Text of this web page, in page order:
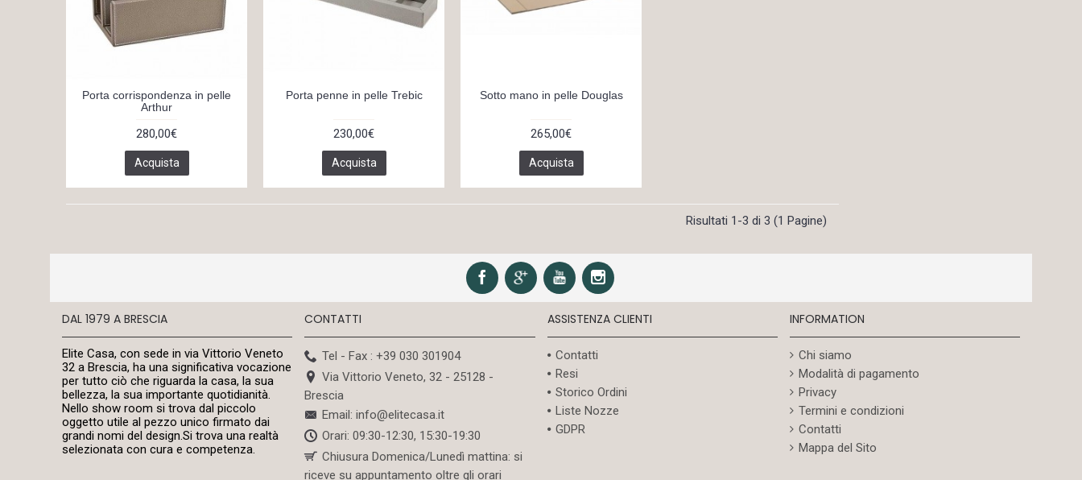
Porta corrispondenza in pelle
Arthur
280,00€
Acquista
Porta penne in pelle Trebic
230,00€
Acquista
Sotto mano in pelle Douglas
265,00€
Acquista
Risultati 1-3 di 3 (1 Pagine)
DAL 1979 A BRESCIA
Elite Casa, con sede in via Vittorio Veneto
32 a Brescia, ha una significativa vocazione
per tutto ciò che riguarda la casa, la sua
bellezza, la sua importante quotidianità.
Nello show room si trova dal piccolo
oggetto utile al pezzo unico firmato dai
grandi nomi del design.Si trova una realtà
selezionata con cura e competenza.
CONTATTI
Tel - Fax : +39 030 301904
Via Vittorio Veneto, 32 - 25128 -
Brescia
Email: info@elitecasa.it
Orari: 09:30-12:30, 15:30-19:30
Chiusura Domenica/Lunedì mattina: si
riceve su appuntamento oltre gli orari
ASSISTENZA CLIENTI
Contatti
Resi
Storico Ordini
Liste Nozze
GDPR
INFORMATION
Chi siamo
Modalità di pagamento
Privacy
Termini e condizioni
Contatti
Mappa del Sito